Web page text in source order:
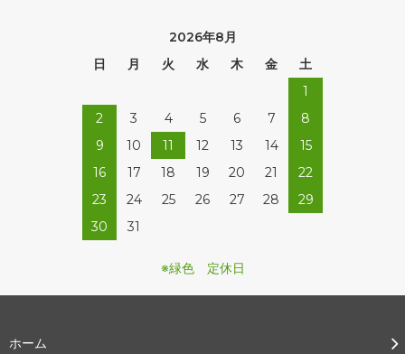
2026年8月
日
月 火 水 木 金
土
1
2
3 4 5 6 7
8
9
10 11 12 13 14
15
16
17 18 19 20 21
22
23
24 25 26 27 28
29
30
31
※緑色 定休日
ホーム